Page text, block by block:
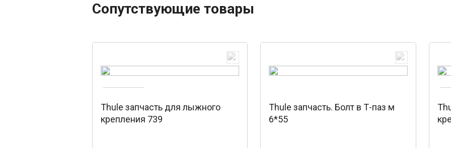
Сопутствующие товары
Thule запчасть для лыжного
крепления 739
Thule запчасть. Болт в Т-паз м
6*55